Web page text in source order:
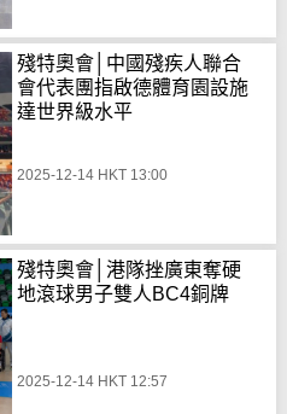
殘特奧會│中國殘疾人聯合
會代表團指啟德體育園設施
達世界級水平
2025-12-14 HKT 13:00
殘特奧會│港隊挫廣東奪硬
地滾球男子雙人BC4銅牌
2025-12-14 HKT 12:57